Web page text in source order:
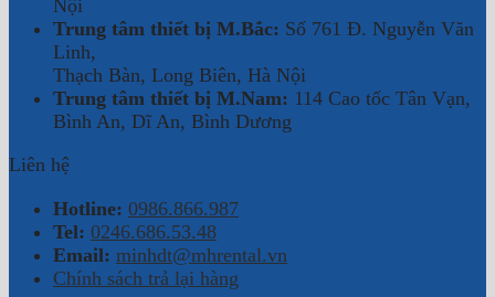
Nội
Trung tâm thiết bị M.Bắc: Số 761 Đ. Nguyễn Văn
Linh,
Thạch Bàn, Long Biên, Hà Nội
Trung tâm thiết bị M.Nam: 114 Cao tốc Tân Vạn,
Bình An, Dĩ An, Bình Dương
Liên hệ
Hotline: 0986.866.987
Tel: 0246.686.53.48
Email: minhdt@mhrental.vn
Chính sách trả lại hàng